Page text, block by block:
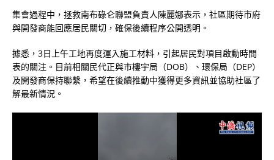
集會過程中，拯救南布碌仑聯盟負責人陳麗娜表示，社區期待市府
與開發商能回應居民關切，確保後續程序公開透明。
據悉，3日上午工地再度運入施工材料，引起居民對項目啟動時間
表的關注。目前相關民代正與市樓宇局（DOB）、環保局（DEP）
及開發商保持聯繫，希望在後續推動中獲得更多資訊並協助社區了
解最新情況。